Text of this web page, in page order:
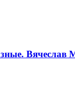
Вячеслав